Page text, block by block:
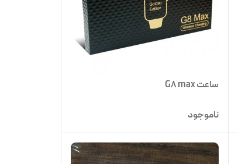
ساعت G8 max
ناموجود